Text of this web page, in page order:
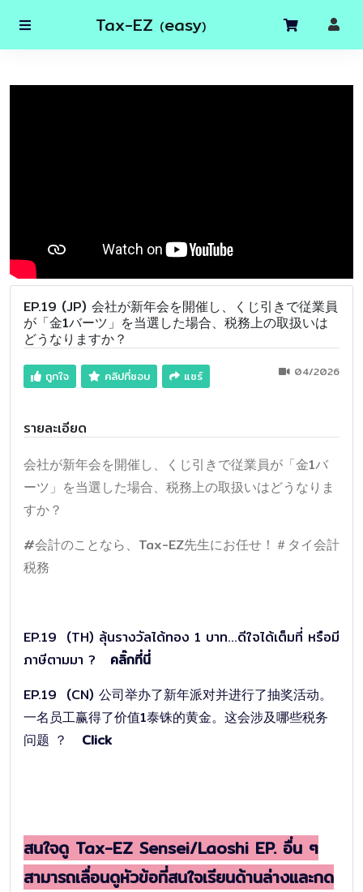
Tax-EZ (easy)
EP.19 (JP) 会社が新年会を開催し、くじ引きで従業員
が「金1バーツ」を当選した場合、税務上の取扱いは
どうなりますか？
ถูกใจ คลิปที่ชอบ แชร์ 04/2026
รายละเอียด
会社が新年会を開催し、くじ引きで従業員が「金1バ
ーツ」を当選した場合、税務上の取扱いはどうなりま
すか？
#会計のことなら、Tax-EZ先生にお任せ！＃タイ会計
税務
EP.19 (TH) ลุ้นรางวัลได้ทอง 1 บาท…ดีใจได้เต็มที่ หรือมี
ภาษีตามมา ? คลิ๊กที่นี่
EP.19 (CN) 公司举办了新年派对并进行了抽奖活动。
一名员工赢得了价值1泰铢的黄金。这会涉及哪些税务
问题 ？ Click
สนใจดู Tax-EZ Sensei/Laoshi EP. อื่น ๆ
สามารถเลื่อนดูหัวข้อที่สนใจเรียนด้านล่างและกด